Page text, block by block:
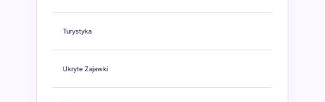
Turystyka
Ukryte Zajawki